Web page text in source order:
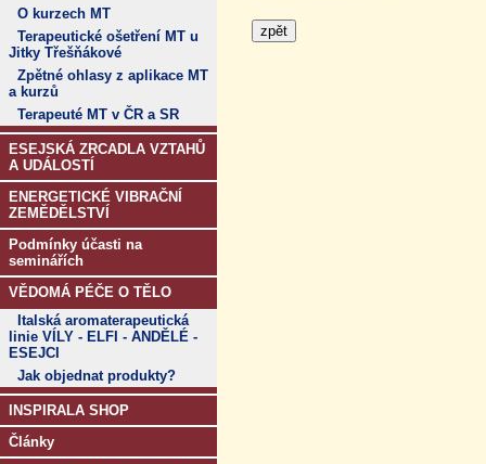
O kurzech MT
Terapeutické ošetření MT u
Jitky Třešňákové
Zpětné ohlasy z aplikace MT
a kurzů
Terapeuté MT v ČR a SR
ESEJSKÁ ZRCADLA VZTAHŮ
A UDÁLOSTÍ
ENERGETICKÉ VIBRAČNÍ
ZEMĚDĚLSTVÍ
Podmínky účasti na
seminářích
VĚDOMÁ PÉČE O TĚLO
Italská aromaterapeutická
linie VÍLY - ELFI - ANDĚLÉ -
ESEJCI
Jak objednat produkty?
INSPIRALA SHOP
Články